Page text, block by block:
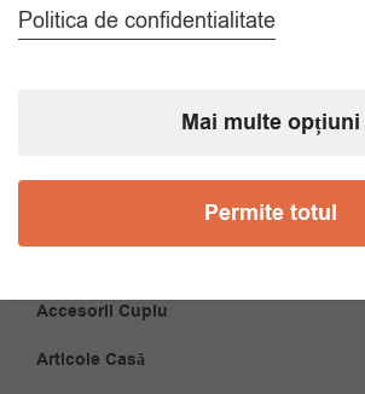
Papioane
Accesorii Cuplu
Articole Casă
Politica de confidentialitate
Mai multe opțiuni
Permite totul